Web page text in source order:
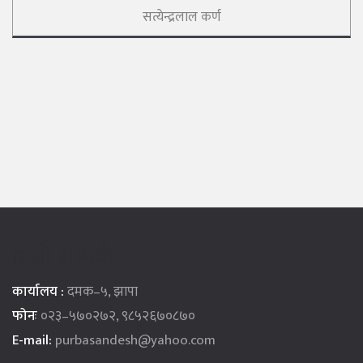
सत्येन्द्रलाल कर्ण
कार्यालय :दमक–५, झापा
फोनः०२३–५७०२७२, ९८५२६७०८७०
E-mail: purbasandesh@yahoo.com